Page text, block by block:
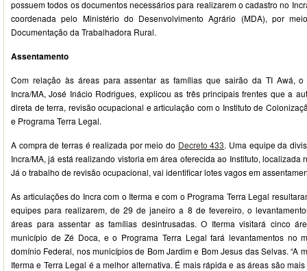
possuem todos os documentos necessários para realizarem o cadastro no
coordenada pelo Ministério do Desenvolvimento Agrário (MDA), por
Documentação da Trabalhadora Rural.
Assentamento
Com relação às áreas para assentar as famílias que sairão da TI Awá, o
Incra/MA, José Inácio Rodrigues, explicou as três principais frentes que a
direta de terra, revisão ocupacional e articulação com o Instituto de
e Programa Terra Legal.
A compra de terras é realizada por meio do Decreto 433. Uma equipe da
Incra/MA, já está realizando vistoria em área oferecida ao Instituto, localizada
Já o trabalho de revisão ocupacional, vai identificar lotes vagos em
As articulações do Incra com o Iterma e com o Programa Terra Legal
equipes para realizarem, de 29 de janeiro a 8 de fevereiro, o
áreas para assentar as famílias desintrusadas. O Iterma visitará cinco
município de Zé Doca, e o Programa Terra Legal fará levantamentos no
domínio Federal, nos municípios de Bom Jardim e Bom Jesus das Selvas. “A
Iterma e Terra Legal é a melhor alternativa. É mais rápida e as áreas são